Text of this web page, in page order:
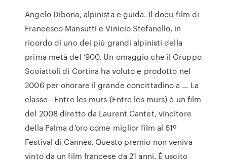
Angelo Dibona, alpinista e guida. Il docu-film di
Francesco Mansutti e Vinicio Stefanello, in
ricordo di uno dei più grandi alpinisti della
prima metà del ‘900. Un omaggio che il Gruppo
Scoiattoli di Cortina ha voluto e prodotto nel
2006 per onorare il grande concittadino a … La
classe - Entre les murs (Entre les murs) è un film
del 2008 diretto da Laurent Cantet, vincitore
della Palma d'oro come miglior film al 61º
Festival di Cannes. Questo premio non veniva
vinto da un film francese da 21 anni. È uscito